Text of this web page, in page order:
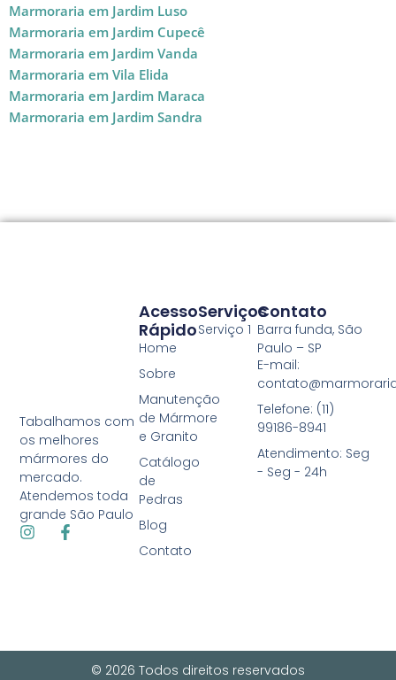
Marmoraria em Jardim Luso
Marmoraria em Jardim Cupecê
Marmoraria em Jardim Vanda
Marmoraria em Vila Elida
Marmoraria em Jardim Maraca
Marmoraria em Jardim Sandra
Tabalhamos com
os melhores
mármores do
mercado.
Atendemos toda
grande São Paulo
Serviços
Serviço 1
Acesso
Rápido
Home
Sobre
Manutenção
de Mármore
e Granito
Catálogo
de
Pedras
Blog
Contato
Contato
Barra funda, São
Paulo – SP
E-mail:
Telefone: (11)
99186-8941
Atendimento: Seg
- Seg - 24h
© 2026 Todos direitos reservados